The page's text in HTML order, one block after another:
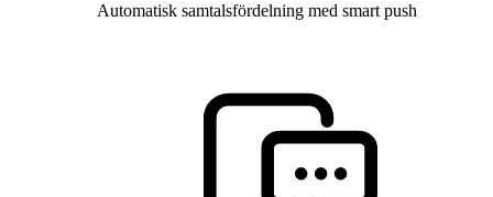
Automatisk samtalsfördelning med smart push